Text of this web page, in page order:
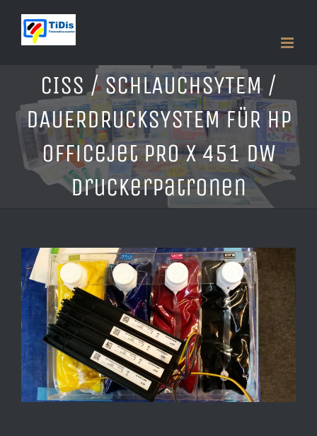
Inhalt
CISS / SCHLAUCHSYTEM /
DAUERDRUCKSYSTEM FÜR HP
Officejet PRO X 451 DW
Druckerpatronen
Zeige
grösseres
Bild